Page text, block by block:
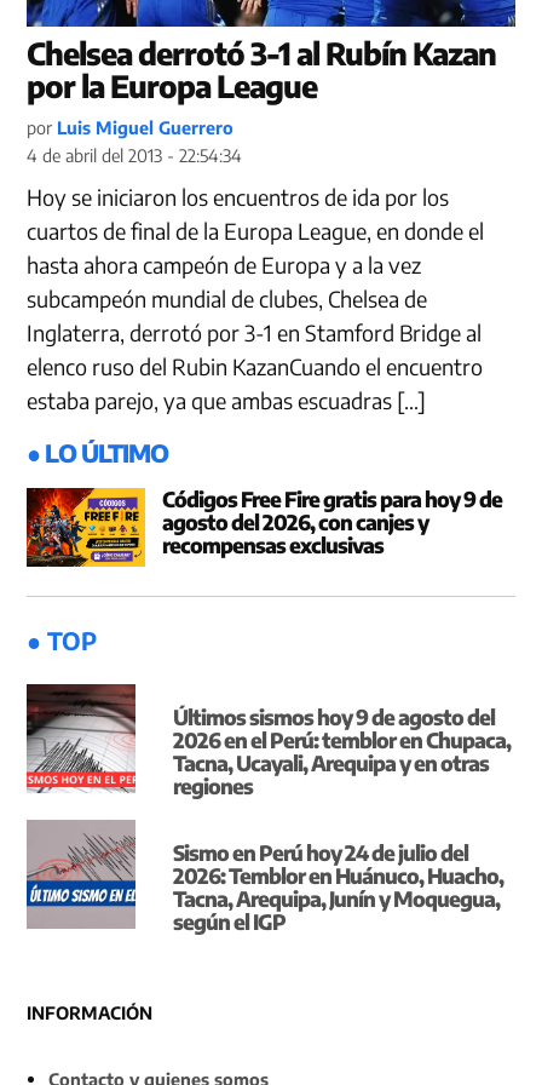
Chelsea derrotó 3-1 al Rubín Kazan
por la Europa League
por Luis Miguel Guerrero
4 de abril del 2013 - 22:54:34
Hoy se iniciaron los encuentros de ida por los
cuartos de final de la Europa League, en donde el
hasta ahora campeón de Europa y a la vez
subcampeón mundial de clubes, Chelsea de
Inglaterra, derrotó por 3-1 en Stamford Bridge al
elenco ruso del Rubin KazanCuando el encuentro
estaba parejo, ya que ambas escuadras […]
● LO ÚLTIMO
Códigos Free Fire gratis para hoy 9 de
agosto del 2026, con canjes y
recompensas exclusivas
● TOP
Últimos sismos hoy 9 de agosto del
2026 en el Perú: temblor en Chupaca,
Tacna, Ucayali, Arequipa y en otras
regiones
Sismo en Perú hoy 24 de julio del
2026: Temblor en Huánuco, Huacho,
Tacna, Arequipa, Junín y Moquegua,
según el IGP
INFORMACIÓN
Contacto y quienes somos